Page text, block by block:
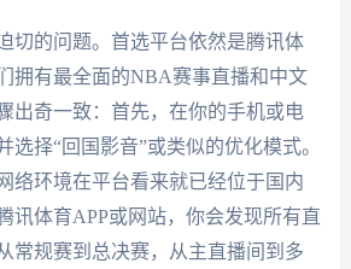
切的问题。首选平台依然是腾讯体
拥有最全面的NBA赛事直播和中文
出奇一致：首先，在你的手机或电
选择“回国影音”或类似的优化模式。
络环境在平台看来就已经位于国内
讯体育APP或网站，你会发现所有直
常规赛到总决赛，从主直播间到多